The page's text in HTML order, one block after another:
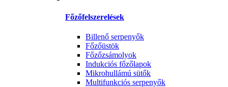
Főzőfelszerelések
Billenő serpenyők
Főzőüstök
Főzőzsámolyok
Indukciós főzőlapok
Mikrohullámú sütők
Multifunkciós serpenyők